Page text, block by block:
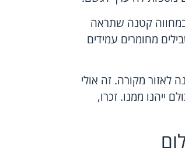
במחווה קטנה שתראה
מחומרים עמידים
לאזור מקורה. זה אולי
ייהנו ממנו. זכרו,